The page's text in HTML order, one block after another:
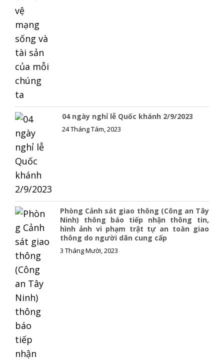
04 ngày nghỉ lễ Quốc khánh 2/9/2023
24 Tháng Tám, 2023
Phòng Cảnh sát giao thông (Công an Tây
Ninh) thông báo tiếp nhận thông tin,
hình ảnh vi phạm trật tự an toàn giao
thông do người dân cung cấp
3 Tháng Mười, 2023